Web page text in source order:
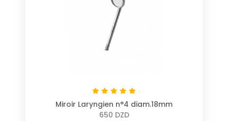
Miroir Laryngien n°4 diam.18mm
650 DZD